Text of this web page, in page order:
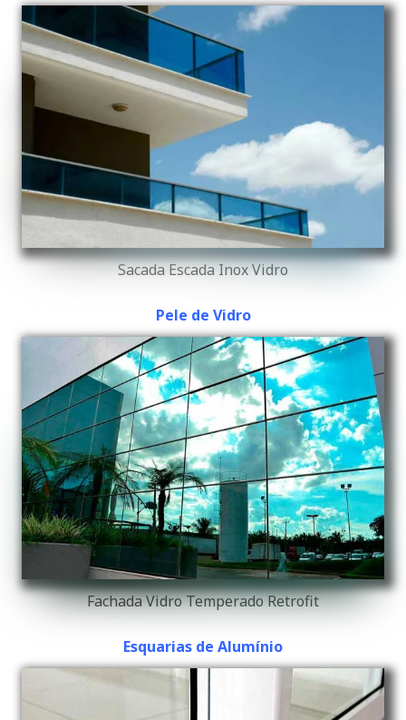
Sacada Escada Inox Vidro
Pele de Vidro
Fachada Vidro Temperado Retrofit
Esquarias de Alumínio